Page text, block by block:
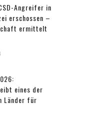
Angreifer in
erschossen –
ermittelt
eines der
Länder für